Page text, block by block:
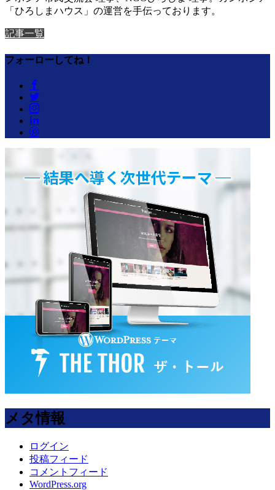
「ひろしまハウス」の運営を手伝っております。
記事一覧
フォーローしてね！
メタ情報
ログイン
投稿フィード
コメントフィード
WordPress.org